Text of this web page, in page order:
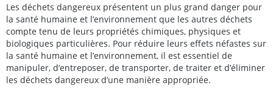
Les déchets dangereux présentent un plus grand danger pour
la santé humaine et l’environnement que les autres déchets
compte tenu de leurs propriétés chimiques, physiques et
biologiques particulières. Pour réduire leurs effets néfastes sur
la santé humaine et l’environnement, il est essentiel de
manipuler, d’entreposer, de transporter, de traiter et d’éliminer
les déchets dangereux d’une manière appropriée.